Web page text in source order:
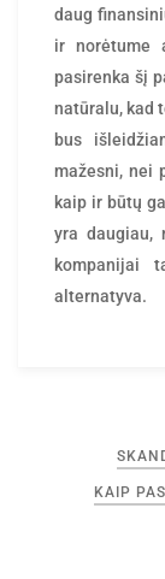
daug
ir norėtume
pasirenka šį
natūralu, kad
bus
mažesni, nei
kaip ir būtų
yra daugiau,
kompanijai
alternatyva.
Navigacija
KAIP